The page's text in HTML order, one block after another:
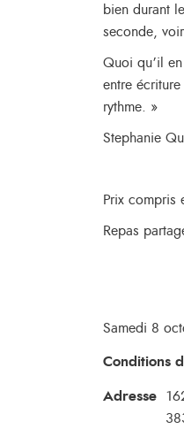
bien durant
seconde,
Quoi qu’il
entre
rythme. »
Stephanie
Prix compris
Repas
Samedi 8
Conditions
Adresse